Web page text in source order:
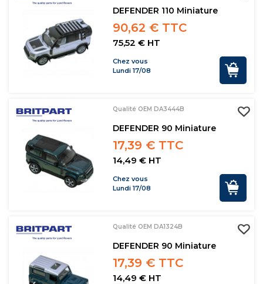
DEFENDER 110 Miniature
90,62 € TTC
75,52 € HT
Chez vous
Lundi 17/08
Qualité OEM DA3444B
DEFENDER 90 Miniature
17,39 € TTC
14,49 € HT
Chez vous
Lundi 17/08
Qualité OEM DA1324B
DEFENDER 90 Miniature
17,39 € TTC
14,49 € HT